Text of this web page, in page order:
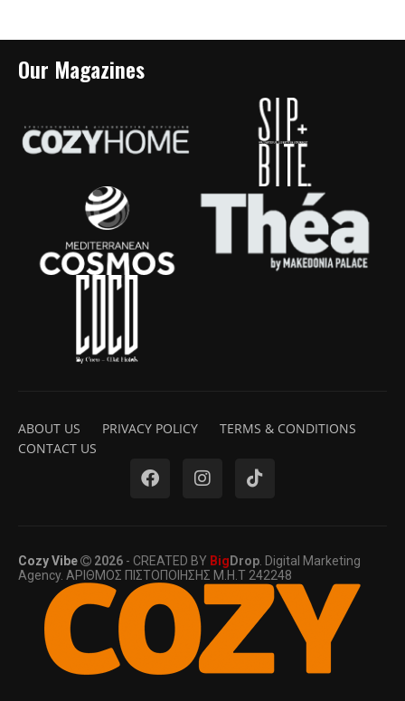
Our Magazines
ABOUT US PRIVACY POLICY
TERMS & CONDITIONS
CONTACT US
Cozy Vibe 2026 - CREATED BY Big Drop. Digital Marketing
Agency. ΑΡΙΘΜΟΣ ΠΙΣΤΟΠΟΙΗΣΗΣ Μ.Η.Τ 242248